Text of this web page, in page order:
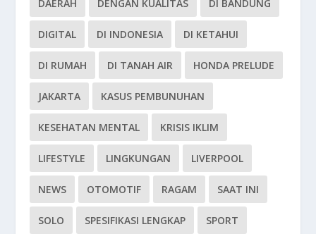
DAERAH DENGAN KUALITAS DI BANDUNG
DIGITAL DI INDONESIA DI KETAHUI
DI RUMAH DI TANAH AIR HONDA PRELUDE
JAKARTA KASUS PEMBUNUHAN
KESEHATAN MENTAL KRISIS IKLIM
LIFESTYLE LINGKUNGAN LIVERPOOL
NEWS OTOMOTIF RAGAM SAAT INI
SOLO SPESIFIKASI LENGKAP SPORT